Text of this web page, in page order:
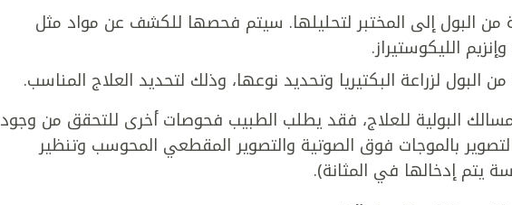
من البول إلى المختبر لتحليلها. سيتم فحصها للكشف عن مواد مثل
الليكوستيراز.
البول لزراعة البكتيريا وتحديد نوعها، وذلك لتحديد العلاج المناسب.
البولية للعلاج، فقد يطلب الطبيب فحوصات أخرى للتحقق من وجود
بالموجات فوق الصوتية والتصوير المقطعي المحوسب وتنظير
يتم إدخالها في المثانة).